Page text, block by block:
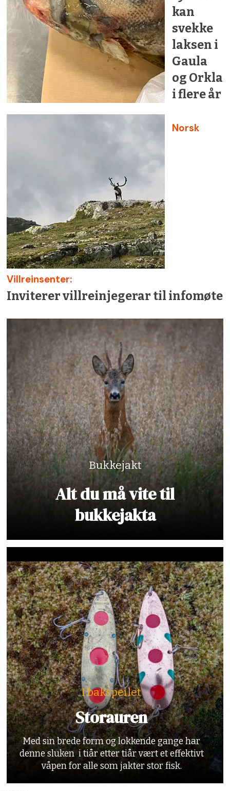
kan
svekke
laksen i
Gaula
og Orkla
i flere år
Norsk
Villreinsenter:
Inviterer villreinjegerar til infomøte
Bukkejakt
Alt du må vite til
bukkejakta
I bakspeilet
Storauren
Med sin brede form og lokkende gange har
denne sluken i tiår etter tiår vært et effektivt
våpen for alle som jakter stor fisk.